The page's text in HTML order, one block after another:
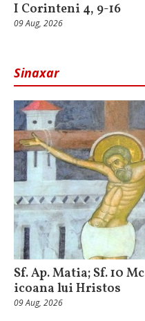
I Corinteni 4, 9-16
09 Aug, 2026
Sinaxar
Sf. Ap. Matia; Sf. 10
icoana lui Hristos
09 Aug, 2026